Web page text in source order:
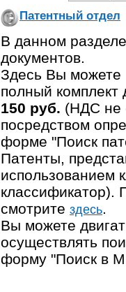
Патентный отдел
В данном
документов.
Здесь Вы можете
полный комплект
150 руб. (НДС не
посредством
форме "Поиск
Патенты,
использованием
классификатор).
смотрите здесь.
Вы можете
осуществлять
форму "Поиск в